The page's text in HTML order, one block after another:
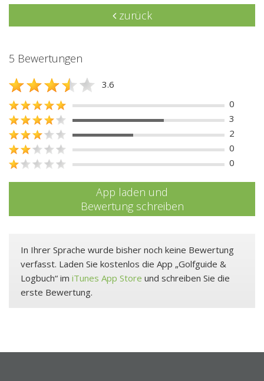
zurück
5 Bewertungen
3.6
0
3
2
0
0
App laden und
Bewertung schreiben
In Ihrer Sprache wurde bisher noch keine Bewertung
verfasst. Laden Sie kostenlos die App „Golfguide &
Logbuch“ im iTunes App Store und schreiben Sie die
erste Bewertung.